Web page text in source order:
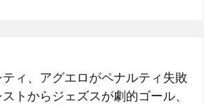
ィ、アグエロがペナルティ失敗
トからジェズスが劇的ゴール、